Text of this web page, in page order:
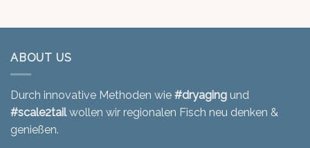
ABOUT US
Durch innovative Methoden wie #dryaging und
#scale2tailwollen wir regionalen Fisch neu denken &
genießen.